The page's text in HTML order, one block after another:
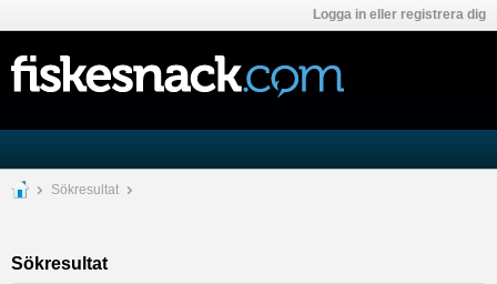
Logga in eller registrera dig
Sökresultat
Sökresultat